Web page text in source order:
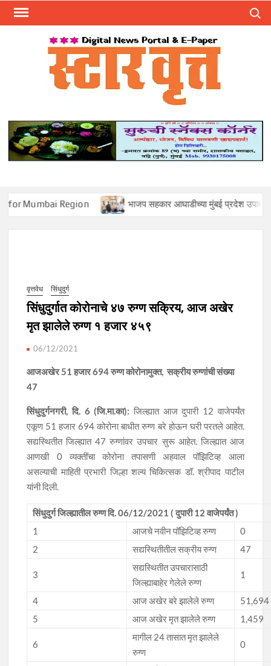
Skip
Region भाजप सहकार आघाडीच्या मुंबई प्रदेश उपाध्यक्षपदी मोहन
वृत्तवेध सिंधुदुर्ग
सिंधुदुर्गात कोरोनाचे ४७ रुग्ण सक्रिय, आज अखेर
मृत झालेले रुग्ण १ हजार ४५९
06/12/2021
आजअखेर 51 हजार 694 रुग्ण कोरोनामुक्त,सक्रीय रुग्णांची संख्या
47
सिंधुदुर्गनगरी, दि. 6 (जि.मा.का): जिल्ह्यात आज दुपारी 12 वाजेपर्यंत
एकूण 51 हजार 694 कोरोना बाधीत रुग्ण बरे होऊन घरी परतले आहेत.
सद्यस्थितीत जिल्ह्यात 47 रुग्णांवर उपचार सुरू आहेत. जिल्ह्यात आज
आणखी 0 व्यक्तींचा कोरोना तपासणी अहवाल पॉझिटिव्ह आला
असल्याची माहिती प्रभारी जिल्हा शल्य चिकित्सक डॉ. श्रीपाद पाटील
यांनी दिली.
सिंधुदुर्ग जिल्ह्यातील रुग्ण दि. 06/12/2021 ( दुपारी 12 वाजेपर्यंत )
1
आजचे नवीन पॉझिटिव्ह रुग्ण
0
2
सद्यस्थितीतील सक्रीय रुग्ण 47
3
सद्यस्थितीत उपचारासाठी
जिल्ह्याबाहेर गेलेले रुग्ण
1
4 आज अखेर बरे झालेले रुग्ण
51,694
5
आज अखेर मृत झालेले रुग्ण 1,459
6
मागील 24 तासात मृत झालेले
रुग्ण
0